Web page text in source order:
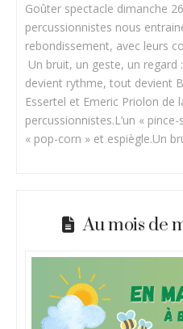
Goûter spectacle dimanche
percussionnistes nous
rebondissement, avec leurs
Un bruit, un geste, un
devient rythme, tout devient
Essertel et Emeric Priolon de
percussionnistes.L’un «
« pop-corn » et espiègle.Un
Au mois de